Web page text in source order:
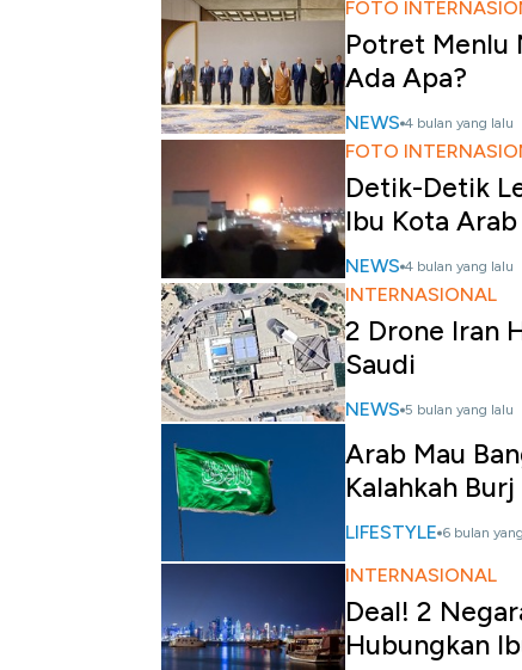
FOTO
Potret Menlu
Ada Apa?
NEWS 4 bulan yang lalu
FOTO
Detik-Detik
Ibu Kota
NEWS 4 bulan yang lalu
INTERNASIONAL
2 Drone Iran
Saudi
NEWS 5 bulan yang lalu
Arab Mau
Kalahkah
LIFESTYLE 6 bulan
INTERNASIONAL
Deal! 2
Hubungkan